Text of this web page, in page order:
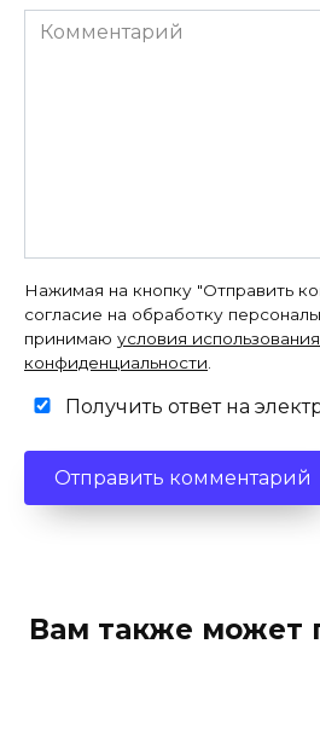
Комментарий
Нажимая на кнопку "Отправить
согласие на обработку
принимаю условия
конфиденциальности
Получить ответ на
Вам также может